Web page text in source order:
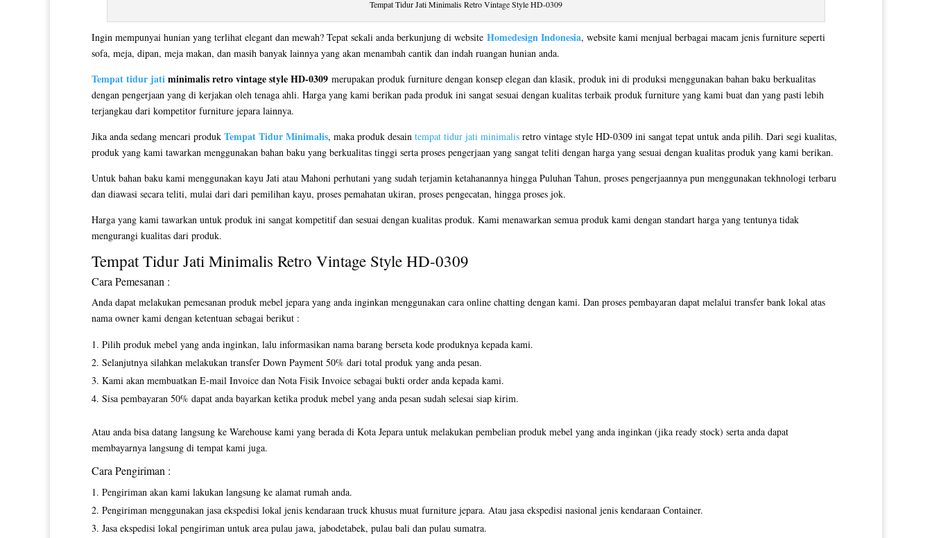
Tempat Tidur Jati Minimalis Retro Vintage Style HD-0309
Ingin mempunyai hunian yang terlihat elegant dan mewah? Tepat sekali anda berkunjung di website Homedesign Indonesia, website kami menjual berbagai macam jenis furniture seperti
sofa, meja, dipan, meja makan, dan masih banyak lainnya yang akan menambah cantik dan indah ruangan hunian anda.
Tempat tidur jatiminimalis retro vintage style HD-0309 merupakan produk furniture dengan konsep elegan dan klasik, produk ini di produksi menggunakan bahan baku berkualitas
dengan pengerjaan yang di kerjakan oleh tenaga ahli. Harga yang kami berikan pada produk ini sangat sesuai dengan kualitas terbaik produk furniture yang kami buat dan yang pasti lebih
terjangkau dari kompetitor furniture jepara lainnya.
Jika anda sedang mencari produk Tempat Tidur Minimalis, maka produk desain tempat tidur jati minimalis retro vintage style HD-0309 ini sangat tepat untuk anda pilih. Dari segi kualitas,
produk yang kami tawarkan menggunakan bahan baku yang berkualitas tinggi serta proses pengerjaan yang sangat teliti dengan harga yang sesuai dengan kualitas produk yang kami berikan.
Untuk bahan baku kami menggunakan kayu Jati atau Mahoni perhutani yang sudah terjamin ketahanannya hingga Puluhan Tahun, proses pengerjaannya pun menggunakan tekhnologi terbaru
dan diawasi secara teliti, mulai dari dari pemilihan kayu, proses pemahatan ukiran, proses pengecatan, hingga proses jok.
Harga yang kami tawarkan untuk produk ini sangat kompetitif dan sesuai dengan kualitas produk. Kami menawarkan semua produk kami dengan standart harga yang tentunya tidak
mengurangi kualitas dari produk.
Tempat Tidur Jati Minimalis Retro Vintage Style HD-0309
Cara Pemesanan :
Anda dapat melakukan pemesanan produk mebel jepara yang anda inginkan menggunakan cara online chatting dengan kami. Dan proses pembayaran dapat melalui transfer bank lokal atas
nama owner kami dengan ketentuan sebagai berikut :
Pilih produk mebel yang anda inginkan, lalu informasikan nama barang berseta kode produknya kepada kami.
Selanjutnya silahkan melakukan transfer Down Payment 50% dari total produk yang anda pesan.
Kami akan membuatkan E-mail Invoice dan Nota Fisik Invoice sebagai bukti order anda kepada kami.
Sisa pembayaran 50% dapat anda bayarkan ketika produk mebel yang anda pesan sudah selesai siap kirim.
Atau anda bisa datang langsung ke Warehouse kami yang berada di Kota Jepara untuk melakukan pembelian produk mebel yang anda inginkan (jika ready stock) serta anda dapat
membayarnya langsung di tempat kami juga.
Cara Pengiriman :
Pengiriman akan kami lakukan langsung ke alamat rumah anda.
Pengiriman menggunakan jasa ekspedisi lokal jenis kendaraan truck khusus muat furniture jepara. Atau jasa ekspedisi nasional jenis kendaraan Container.
Jasa ekspedisi lokal pengiriman untuk area pulau jawa, jabodetabek, pulau bali dan pulau sumatra.